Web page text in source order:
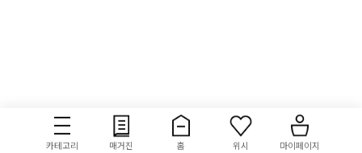
카테고리 매거진 홈 위시 마이페이지